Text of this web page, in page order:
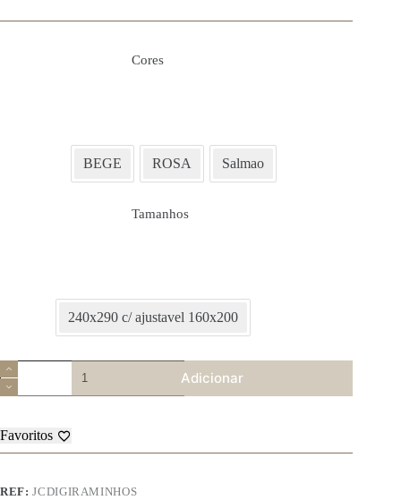
Cores
BEGE ROSA Salmao
Tamanhos
240x290 c/ ajustavel 160x200
Quantidade
de
Jogo
Cama
Flanela
–
Raminhos
Adicionar
Favoritos
REF:JCDIGIRAMINHOS